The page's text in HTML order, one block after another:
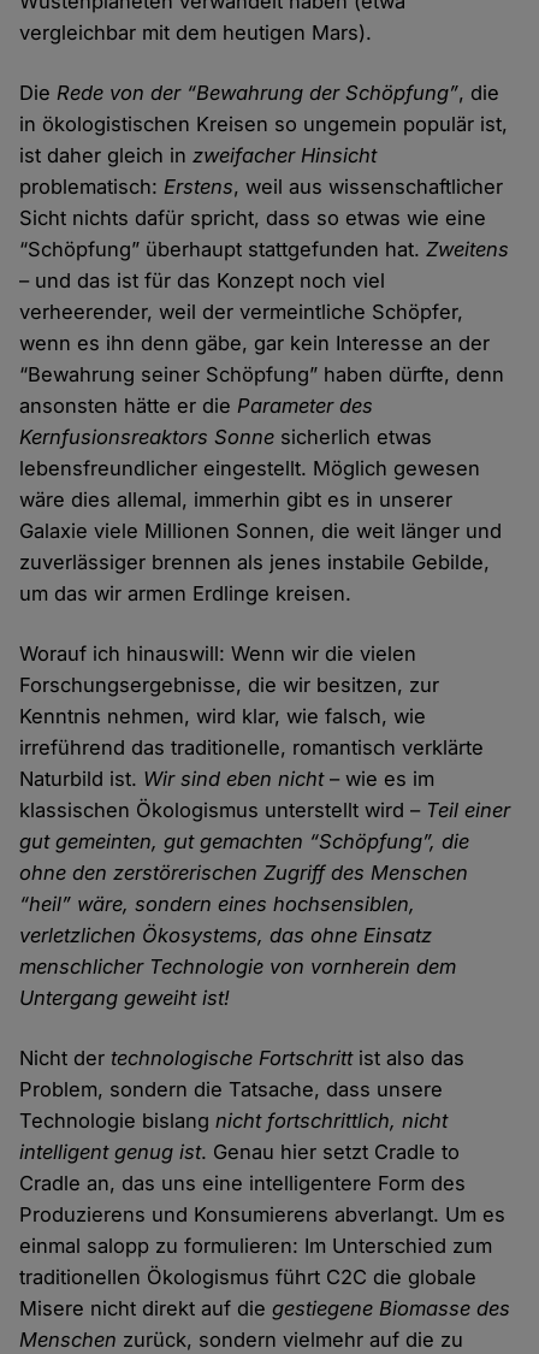
vergleichbar mit dem heutigen Mars).
DieRede von der “Bewahrung der Schöpfung”, die
in ökologistischen Kreisen so ungemein populär ist,
ist daher gleich inzweifacher Hinsicht
problematisch:Erstens, weil aus wissenschaftlicher
Sicht nichts dafür spricht, dass so etwas wie eine
“Schöpfung” überhaupt stattgefunden hat.Zweitens
– und das ist für das Konzept noch viel
verheerender, weil der vermeintliche Schöpfer,
wenn es ihn denn gäbe, gar kein Interesse an der
“Bewahrung seiner Schöpfung” haben dürfte, denn
ansonsten hätte er dieParameter des
Kernfusionsreaktors Sonne sicherlich etwas
lebensfreundlicher eingestellt. Möglich gewesen
wäre dies allemal, immerhin gibt es in unserer
Galaxie viele Millionen Sonnen, die weit länger und
zuverlässiger brennen als jenes instabile Gebilde,
um das wir armen Erdlinge kreisen.
Worauf ich hinauswill: Wenn wir die vielen
Forschungsergebnisse, die wir besitzen, zur
Kenntnis nehmen, wird klar, wie falsch, wie
irreführend das traditionelle, romantisch verklärte
Naturbild ist. Wir sind eben nicht– wie es im
klassischen Ökologismus unterstellt wird – Teil einer
gut gemeinten, gut gemachten “Schöpfung”, die
ohne den zerstörerischen Zugriff des Menschen
“heil” wäre, sondern eines hochsensiblen,
verletzlichen Ökosystems, das ohne Einsatz
menschlicher Technologie von vornherein dem
Untergang geweiht ist!
Nicht der technologische Fortschrittist also das
Problem, sondern die Tatsache, dass unsere
Technologie bislangnicht fortschrittlich, nicht
intelligent genug ist. Genau hier setzt Cradle to
Cradle an, das uns eine intelligentere Form des
Produzierens und Konsumierens abverlangt. Um es
einmal salopp zu formulieren: Im Unterschied zum
traditionellen Ökologismus führt C2C die globale
Misere nicht direkt auf diegestiegene Biomasse des
Menschen zurück, sondern vielmehr auf die zu